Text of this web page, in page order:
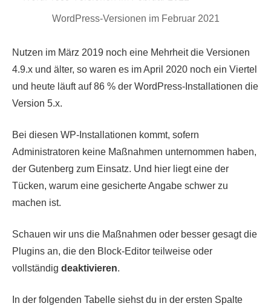
WordPress-Versionen im Februar 2021
Nutzen im März 2019 noch eine Mehrheit die Versionen
4.9.x und älter, so waren es im April 2020 noch ein Viertel
und heute läuft auf 86 % der WordPress-Installationen die
Version 5.x.
Bei diesen WP-Installationen kommt, sofern
Administratoren keine Maßnahmen unternommen haben,
der Gutenberg zum Einsatz. Und hier liegt eine der
Tücken, warum eine gesicherte Angabe schwer zu
machen ist.
Schauen wir uns die Maßnahmen oder besser gesagt die
Plugins an, die den Block-Editor teilweise oder
vollständig deaktivieren.
In der folgenden Tabelle siehst du in der ersten Spalte